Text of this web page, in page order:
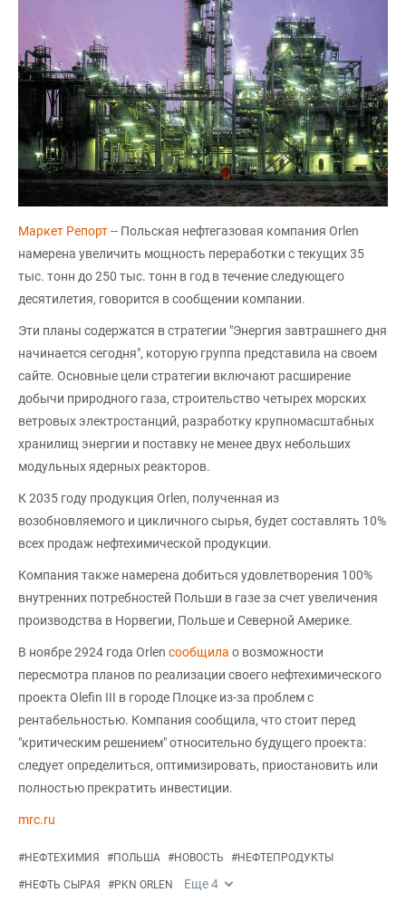
Маркет Репорт-- Польская нефтегазовая компания Orlen
намерена увеличить мощность переработки с текущих 35
тыс. тонн до 250 тыс. тонн в год в течение следующего
десятилетия, говорится в сообщении компании.
Эти планы содержатся в стратегии "Энергия завтрашнего дня
начинается сегодня", которую группа представила на своем
сайте. Основные цели стратегии включают расширение
добычи природного газа, строительство четырех морских
ветровых электростанций, разработку крупномасштабных
хранилищ энергии и поставку не менее двух небольших
модульных ядерных реакторов.
К 2035 году продукция Orlen, полученная из
возобновляемого и цикличного сырья, будет составлять 10%
всех продаж нефтехимической продукции.
Компания также намерена добиться удовлетворения 100%
внутренних потребностей Польши в газе за счет увеличения
производства в Норвегии, Польше и Северной Америке.
В ноябре 2924 года Orlen сообщила о возможности
пересмотра планов по реализации своего нефтехимического
проекта Olefin III в городе Плоцке из-за проблем с
рентабельностью. Компания сообщила, что стоит перед
"критическим решением" относительно будущего проекта:
следует определиться, оптимизировать, приостановить или
полностью прекратить инвестиции.
mrc.ru
#НЕФТЕХИМИЯ #ПОЛЬША #НОВОСТЬ #НЕФТЕПРОДУКТЫ
#НЕФТЬ СЫРАЯ #PKN ORLEN Еще4